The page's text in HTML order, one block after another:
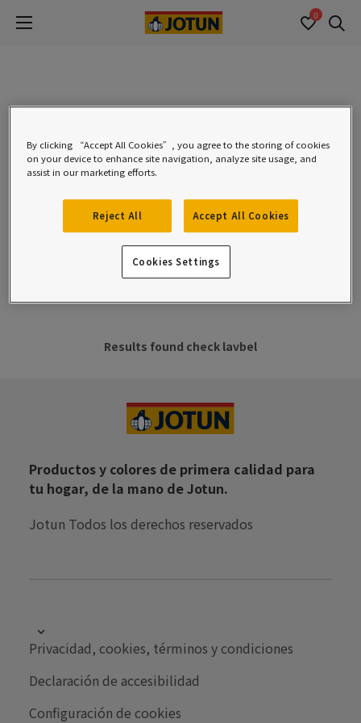
0
Nombre del producto *
Results found check lavbel
Productos y colores de primera calidad para
tu hogar, de la mano de Jotun.
Jotun Todos los derechos reservados
Empleos
Puntos de ventas
Información al consumidor
Privacidad, cookies, términos y condiciones
Declaración de accesibilidad
Configuración de cookies
By clicking “Accept All Cookies”, you agree to the storing of cookies
on your device to enhance site navigation, analyze site usage, and
assist in our marketing efforts.
Reject All Accept All Cookies
Cookies Settings